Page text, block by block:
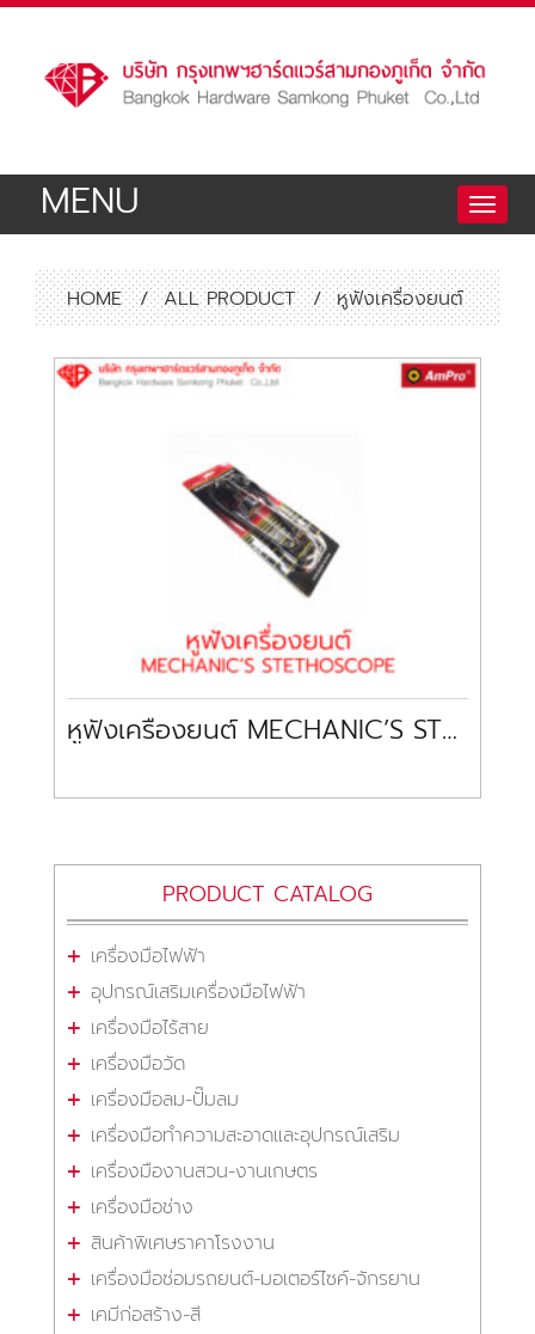
Toggle
MENU
HOME / ALL PRODUCT / หูฟังเครื่องยนต์
หูฟังเครื่องยนต์ MECHANIC’S STETHOSCOPE
PRODUCT CATALOG
เครื่องมือไฟฟ้า
อุปกรณ์เสริมเครื่องมือไฟฟ้า
เครื่องมือไร้สาย
เครื่องมือวัด
เครื่องมือลม-ปั๊มลม
เครื่องมือทำความสะอาดและอุปกรณ์เสริม
เครื่องมืองานสวน-งานเกษตร
เครื่องมือช่าง
สินค้าพิเศษราคาโรงงาน
เครื่องมือซ่อมรถยนต์-มอเตอร์ไซค์-จักรยาน
เคมีก่อสร้าง-สี